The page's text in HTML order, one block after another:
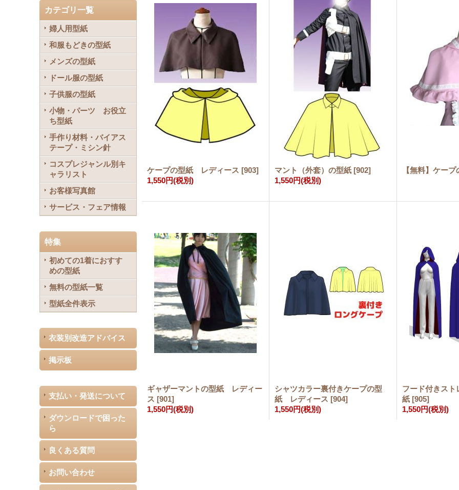
カテゴリ一覧
婦人用型紙
和服もどきの型紙
メンズの型紙
ドール服の型紙
子供服の型紙
小物・パーツ お役立
ち型紙
手作り材料・バイアス
テープ・ミシン針
コスプレジャンル別キ
ャラリスト
お客様写真館
サービス・フェア情報
特集
初めての1着におすす
めの型紙
無料の型紙一覧
型紙全件表示
衣装別改造アドバイス
掲示板
支払い・発送について
ダウンロードで困った
ら
良くある質問
お問い合わせ
ケープの型紙 レディース [903]
1,550円(税別)
マント（外套）の型紙 [902]
1,550円(税別)
【無料】ケープ
ギャザーマントの型紙 レディー
ス [901]
1,550円(税別)
シャツカラー裏付きケープの型
紙 レディース [904]
1,550円(税別)
フード付きスト
紙 [905]
1,550円(税別)